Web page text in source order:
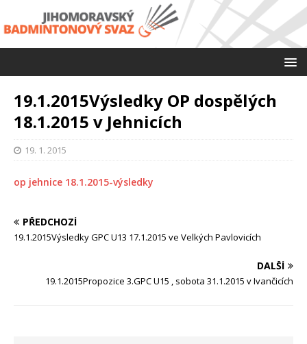
19.1.2015Výsledky OP dospělých
18.1.2015 v Jehnicích
19. 1. 2015
op jehnice 18.1.2015-výsledky
PŘEDCHOZÍ
19.1.2015Výsledky GPC U13 17.1.2015 ve Velkých Pavlovicích
DALŠÍ
19.1.2015Propozice 3.GPC U15 , sobota 31.1.2015 v Ivančicích